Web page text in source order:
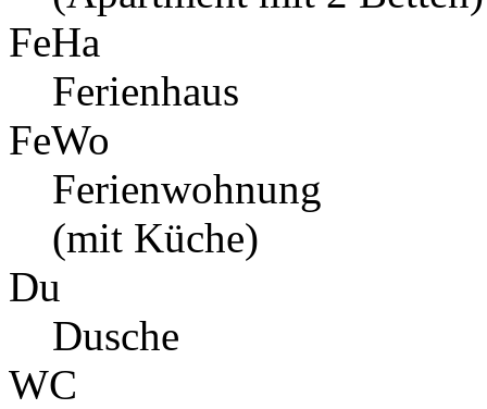
FeHa
Ferienhaus
FeWo
Ferienwohnung
(mit Küche)
Du
Dusche
WC